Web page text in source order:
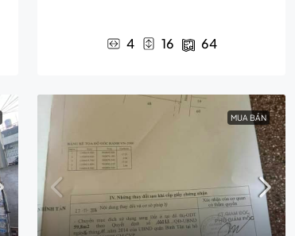
4 16 64
MUA BÁN